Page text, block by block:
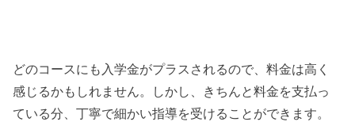
どのコースにも入学金がプラスされるので、料金は高く
感じるかもしれません。しかし、きちんと料金を支払っ
ている分、丁寧で細かい指導を受けることができます。